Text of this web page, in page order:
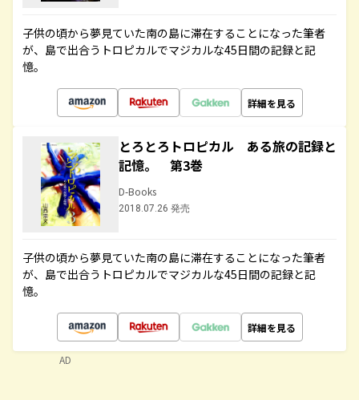
子供の頃から夢見ていた南の島に滞在することになった筆者
が、島で出合うトロピカルでマジカルな45日間の記録と記
憶。
詳細を見る
とろとろトロピカル ある旅の記録と
記憶。 第3巻
D-Books
2018.07.26 発売
子供の頃から夢見ていた南の島に滞在することになった筆者
が、島で出合うトロピカルでマジカルな45日間の記録と記
憶。
詳細を見る
AD